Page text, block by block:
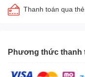
Thanh toán qua
Phương thức thanh